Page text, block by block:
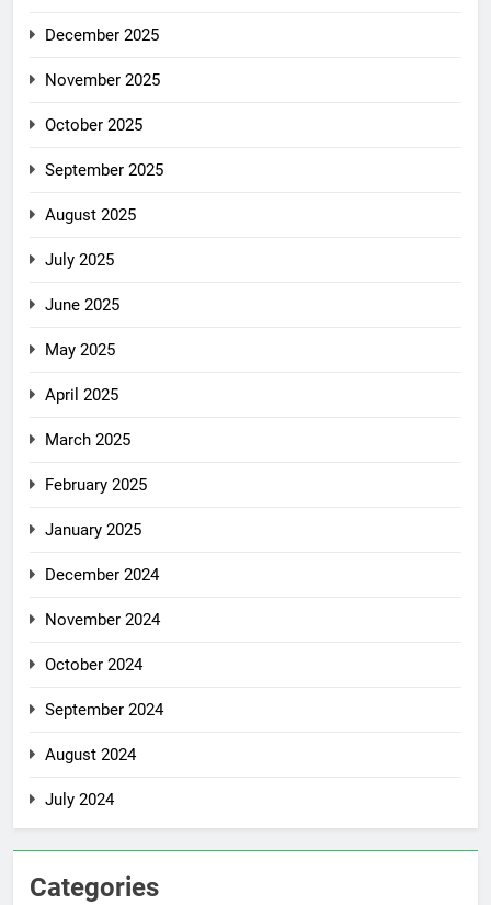
December 2025
November 2025
October 2025
September 2025
August 2025
July 2025
June 2025
May 2025
April 2025
March 2025
February 2025
January 2025
December 2024
November 2024
October 2024
September 2024
August 2024
July 2024
Categories